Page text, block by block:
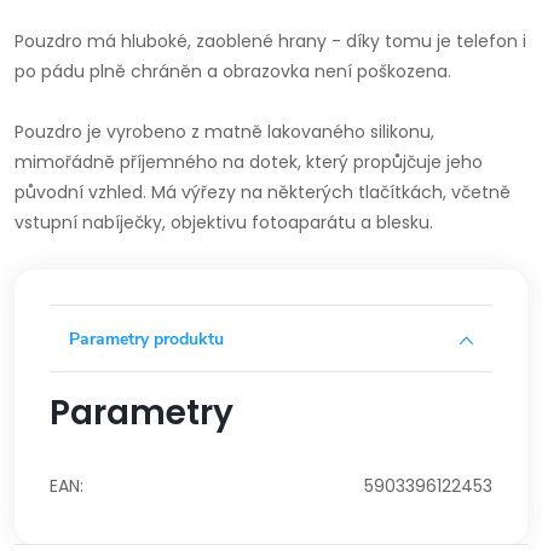
Pouzdro má hluboké, zaoblené hrany - díky tomu je telefon i
po pádu plně chráněn a obrazovka není poškozena.
Pouzdro je vyrobeno z matně lakovaného silikonu,
mimořádně příjemného na dotek, který propůjčuje jeho
původní vzhled. Má výřezy na některých tlačítkách, včetně
vstupní nabíječky, objektivu fotoaparátu a blesku.
Parametry produktu
Parametry
EAN: 5903396122453